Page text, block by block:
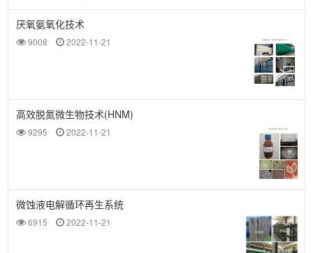
厌氧氨氧化技术
9008 2022-11-21
高效脱氮微生物技术(HNM)
9295 2022-11-21
微蚀液电解循环再生系统
6915 2022-11-21